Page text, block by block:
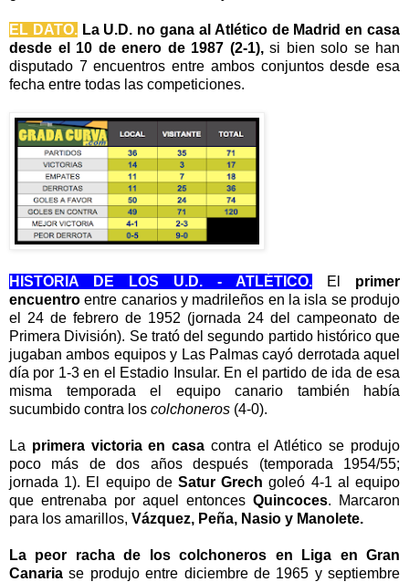
EL DATO. La U.D. no gana al Atlético de Madrid en casa
desde el 10 de enero de 1987 (2-1), si bien solo se han
disputado 7 encuentros entre ambos conjuntos desde esa
fecha entre todas las competiciones.
HISTORIA DE LOS U.D. - ATLÉTICO. El primer
encuentro entre canarios y madrileños en la isla se produjo
el 24 de febrero de 1952 (jornada 24 del campeonato de
Primera División). Se trató del segundo partido histórico que
jugaban ambos equipos y Las Palmas cayó derrotada aquel
día por 1-3 en el Estadio Insular. En el partido de ida de esa
misma temporada el equipo canario también había
sucumbido contra los colchoneros (4-0).
La primera victoria en casa contra el Atlético se produjo
poco más de dos años después (temporada 1954/55;
jornada 1). El equipo de Satur Grech goleó 4-1 al equipo
que entrenaba por aquel entonces Quincoces. Marcaron
para los amarillos, Vázquez, Peña, Nasio y Manolete.
La peor racha de los colchoneros en Liga en Gran
Canaria se produjo entre diciembre de 1965 y septiembre